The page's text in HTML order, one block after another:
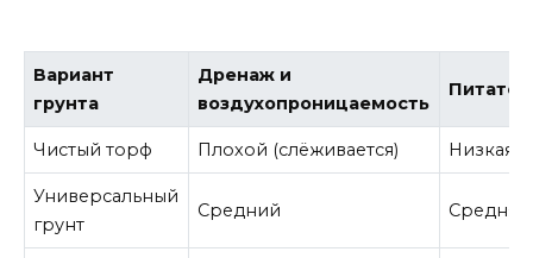
Вариант
грунта
Дренаж и
воздухопроницаемость
Чистый торф Плохой (слёживается) Низкая
Универсальный
грунт
Средний Средняя